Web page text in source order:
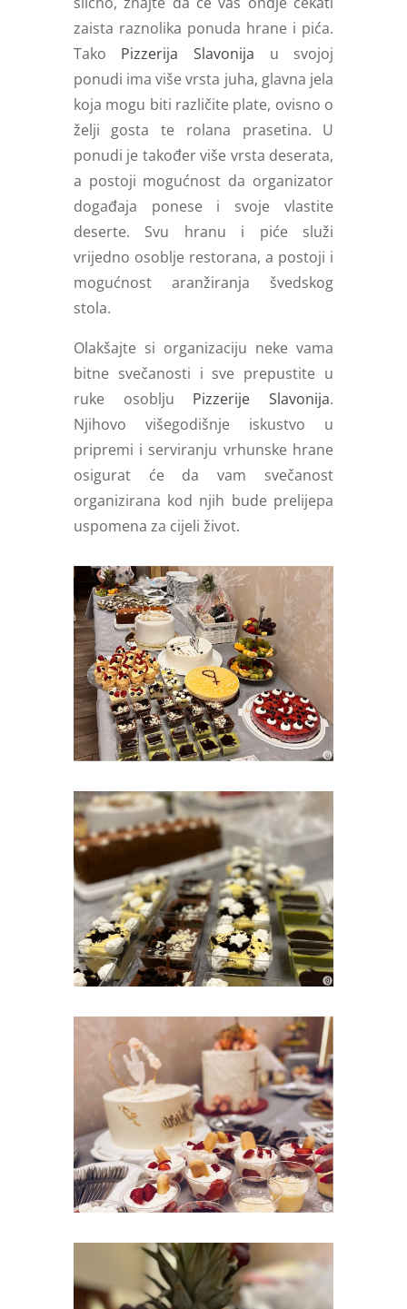
zaista raznolika ponuda hrane i pića.
Tako Pizzerija Slavonija u svojoj
ponudi ima više vrsta juha, glavna jela
koja mogu biti različite plate, ovisno o
želji gosta te rolana prasetina. U
ponudi je također više vrsta deserata,
a postoji mogućnost da organizator
događaja ponese i svoje vlastite
deserte. Svu hranu i piće služi
vrijedno osoblje restorana, a postoji i
mogućnost aranžiranja švedskog
stola.
Olakšajte si organizaciju neke vama
bitne svečanosti i sve prepustite u
ruke osoblju Pizzerije Slavonija.
Njihovo višegodišnje iskustvo u
pripremi i serviranju vrhunske hrane
osigurat će da vam svečanost
organizirana kod njih bude prelijepa
uspomena za cijeli život.